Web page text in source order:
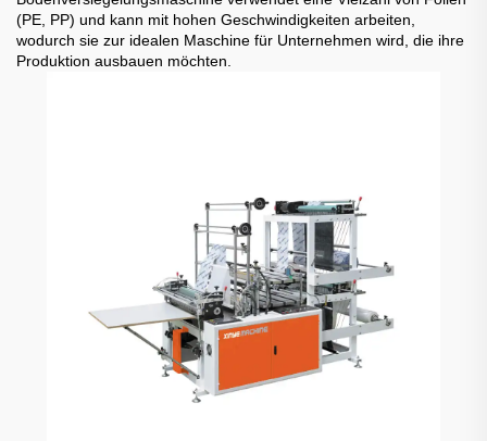
(PE, PP) und kann mit hohen Geschwindigkeiten arbeiten,
wodurch sie zur idealen Maschine für Unternehmen wird, die ihre
Produktion ausbauen möchten.